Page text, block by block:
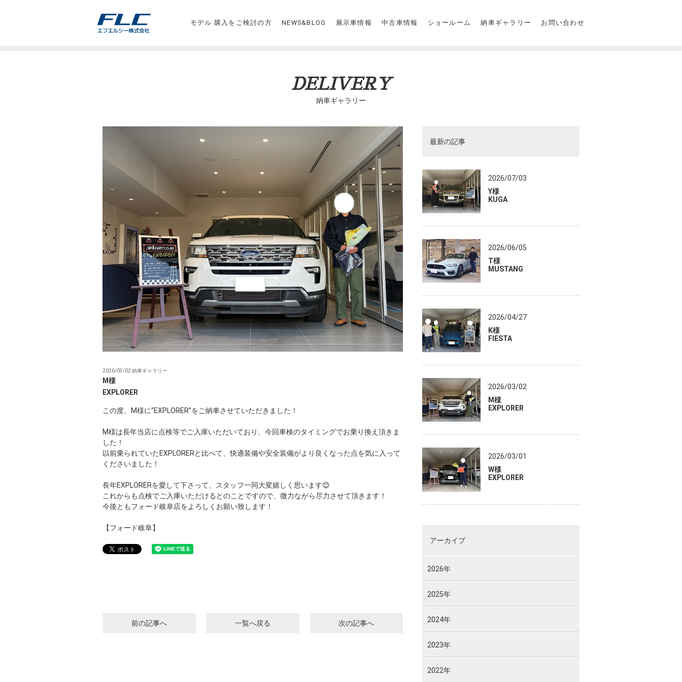
モデル 購入をご検討の方 NEWS&BLOG 展示車情報 中古車情報 ショールーム 納車ギャラリー お問い合わせ
DELIVERY
納車ギャラリー
2026/03/02 納車ギャラリー
M様
EXPLORER
この度、M様に”EXPLORER”をご納車させていただきました！
M様は長年当店に点検等でご入庫いただいており、今回車検のタイミングでお乗り換え頂きま
した！
以前乗られていたEXPLORERと比べて、快適装備や安全装備がより良くなった点を気に入って
くださいました！
長年EXPLORERを愛して下さって、スタッフ一同大変嬉しく思います😊
これからも点検でご入庫いただけるとのことですので、微力ながら尽力させて頂きます！
今後ともフォード岐阜店をよろしくお願い致します！
【フォード岐阜】
前の記事へ 一覧へ戻る 次の記事へ
最新の記事
2026/07/03
Y様
KUGA
2026/06/05
T様
MUSTANG
2026/04/27
K様
FIESTA
2026/03/02
M様
EXPLORER
2026/03/01
W様
EXPLORER
アーカイブ
2026年
2025年
2024年
2023年
2022年